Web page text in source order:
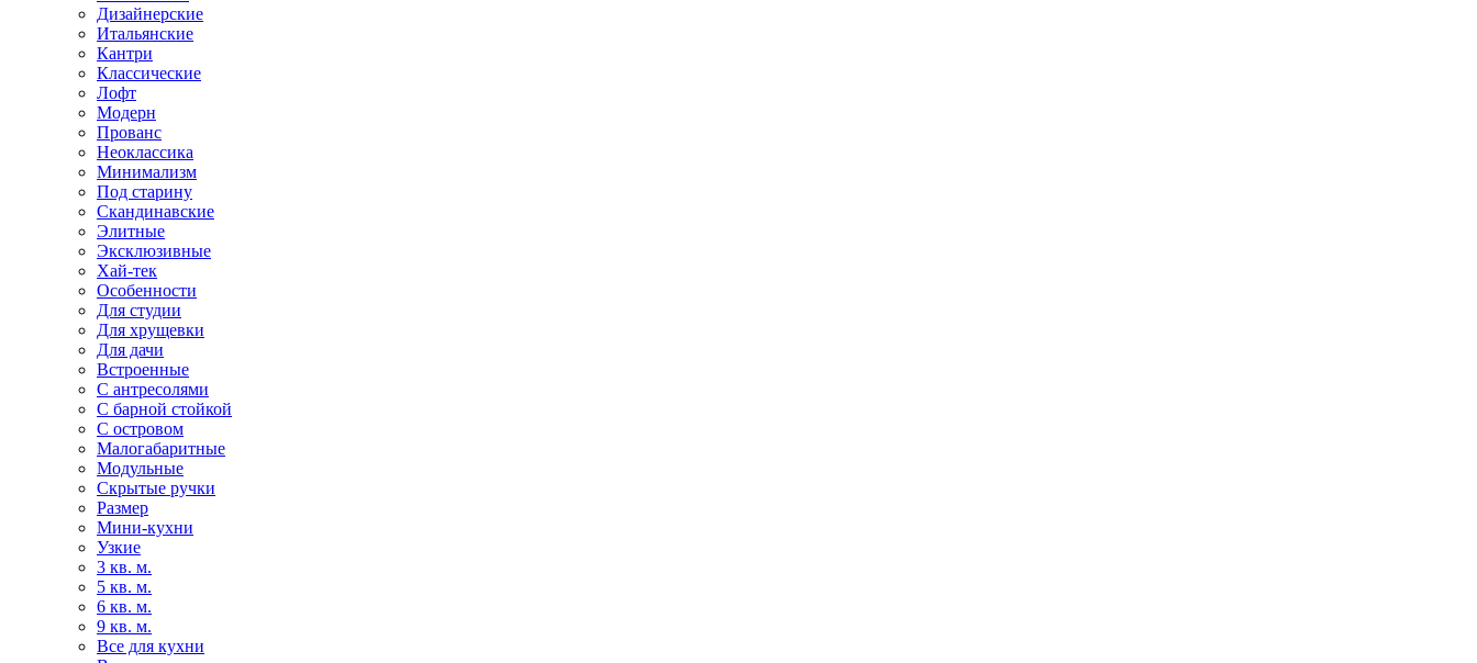
Дизайнерские
Итальянские
Кантри
Классические
Лофт
Модерн
Прованс
Неоклассика
Минимализм
Под старину
Скандинавские
Элитные
Эксклюзивные
Хай-тек
Особенности
Для студии
Для хрущевки
Для дачи
Встроенные
С антресолями
С барной стойкой
С островом
Малогабаритные
Модульные
Скрытые ручки
Размер
Мини-кухни
Узкие
3 кв. м.
5 кв. м.
6 кв. м.
9 кв. м.
Все для кухни